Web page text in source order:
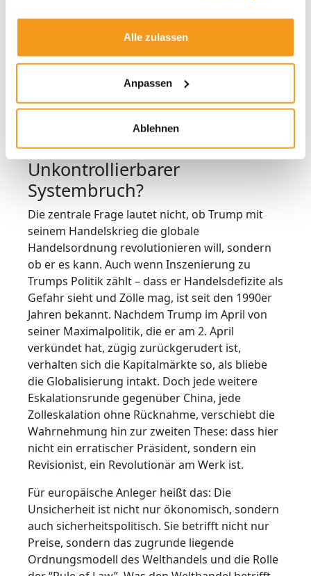
Alle zulassen
Anpassen
Ablehnen
das Verhalten der übrigen Welt zum Spiegel
strategischer Passivität.
Für Investoren heißt das: Wer das Ringen
zwischen den USA und China nicht versteht,
versteht die Kapitalmärkte der kommenden
Zauberlehrling Trump:
Unkontrollierbarer
Systembruch?
Die zentrale Frage lautet nicht, ob Trump mit
seinem Handelskrieg die globale
Handelsordnung revolutionieren will, sondern
ob er es kann. Auch wenn Inszenierung zu
Trumps Politik zählt – dass er Handelsdefizite als
Gefahr sieht und Zölle mag, ist seit den 1990er
Jahren bekannt. Nachdem Trump im April von
seiner Maximalpolitik, die er am 2. April
verkündet hat, zügig zurückgerudert ist,
verhalten sich die Kapitalmärkte so, als bliebe
die Globalisierung intakt. Doch jede weitere
Eskalationsrunde gegenüber China, jede
Zolleskalation ohne Rücknahme, verschiebt die
Wahrnehmung hin zur zweiten These: dass hier
nicht ein erratischer Präsident, sondern ein
Revisionist, ein Revolutionär am Werk ist.
Für europäische Anleger heißt das: Die
Unsicherheit ist nicht nur ökonomisch, sondern
auch sicherheitspolitisch. Sie betrifft nicht nur
Preise, sondern das zugrunde liegende
Ordnungsmodell des Welthandels und die Rolle